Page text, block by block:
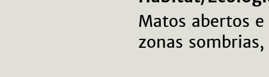
Matos abertos
zonas